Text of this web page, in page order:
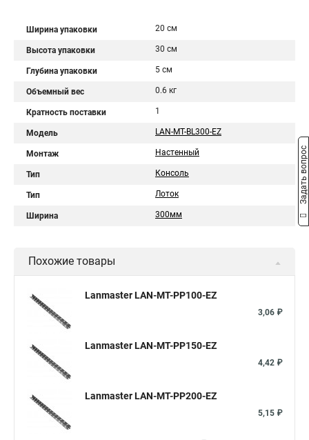
Ширина упаковки 20 см
Высота упаковки 30 см
Глубина упаковки 5 см
Объемный вес 0.6 кг
Кратность поставки 1
Модель LAN-MT-BL300-EZ
Монтаж Настенный
Тип Консоль
Тип Лоток
Ширина 300мм
Похожие товары
Lanmaster LAN-MT-PP100-EZ
3,06 ₽
Lanmaster LAN-MT-PP150-EZ
4,42 ₽
Lanmaster LAN-MT-PP200-EZ
5,15 ₽
Задать вопрос